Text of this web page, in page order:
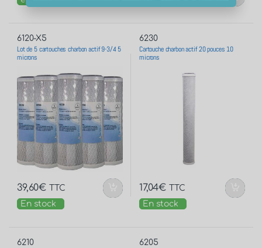
6120-X5
Lot de 5 cartouches charbon actif 9-3/4 5
microns
39,60€
TTC
En stock
6230
Cartouche charbon actif 20 pouces 10
microns
17,04€
TTC
En stock
6210 6205